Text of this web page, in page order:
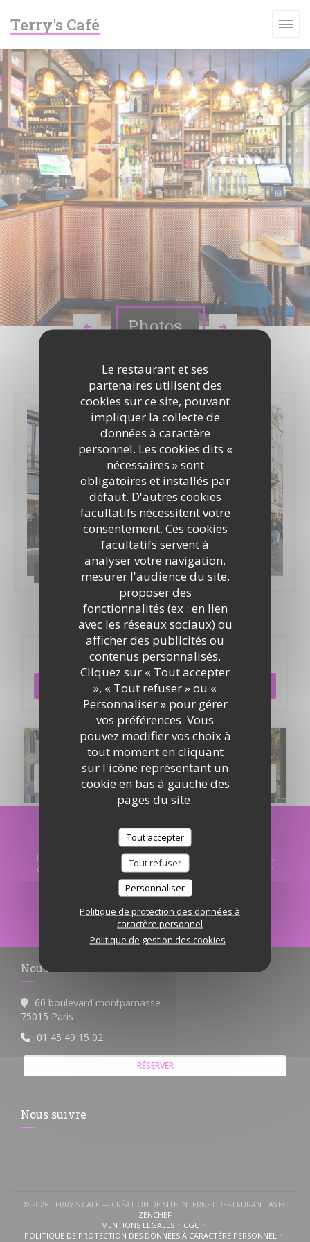
Le restaurant et ses
partenaires utilisent des
cookies sur ce site, pouvant
impliquer la collecte de
données à caractère
personnel. Les cookies dits «
nécessaires » sont
obligatoires et installés par
défaut. D'autres cookies
facultatifs nécessitent votre
consentement. Ces cookies
facultatifs servent à
analyser votre navigation,
mesurer l'audience du site,
proposer des
fonctionnalités (ex : en lien
avec les réseaux sociaux) ou
afficher des publicités ou
contenus personnalisés.
Cliquez sur « Tout accepter
», « Tout refuser » ou «
Personnaliser » pour gérer
vos préférences. Vous
pouvez modifier vos choix à
tout moment en cliquant
sur l'icône représentant un
cookie en bas à gauche des
pages du site.
Tout accepter
Tout refuser
Personnaliser
Politique de protection des données à
caractère personnel
Politique de gestion des cookies
Terry's Café
Photos
Restaurant
Réservation
RÉSERVER
Cartes & Menus
DÉCOUVRIR NOTRE CARTE
Newsletter*
Inscrivez-vous à notre lettre d'information pour recevoir des
communications personnalisées et des offres marketing par
courriel.
S'ABONNER
Nous contacter
60 boulevard montparnasse
75015 Paris
01 45 49 15 02
RÉSERVER
Nous suivre
© 2026 TERRY'S CAFÉ — CRÉATION DE SITE INTERNET RESTAURANT AVEC
ZENCHEF((OUVRE UNE NOUVELLE FENÊTRE))
MENTIONS LÉGALES((OUVRE UNE NOUVELLE FENÊTRE))
CGU((OUVRE UNE NOUVELLE
POLITIQUE DE PROTECTION DES DONNÉES À CARACTÈRE PERSONNEL
((OUVRE UNE NOUVELLE FENÊTRE))